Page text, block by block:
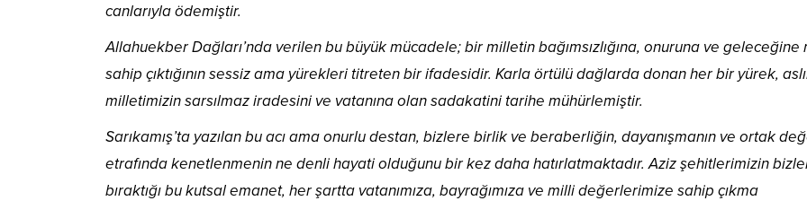
canlarıyla ödemiştir.
Allahuekber Dağları’nda verilen bu büyük mücadele; bir milletin bağımsızlığına, onuruna ve geleceğine
sahip çıktığının sessiz ama yürekleri titreten bir ifadesidir. Karla örtülü dağlarda donan her bir yürek,
milletimizin sarsılmaz iradesini ve vatanına olan sadakatini tarihe mühürlemiştir.
Sarıkamış’ta yazılan bu acı ama onurlu destan, bizlere birlik ve beraberliğin, dayanışmanın ve ortak
etrafında kenetlenmenin ne denli hayati olduğunu bir kez daha hatırlatmaktadır. Aziz şehitlerimizin
bıraktığı bu kutsal emanet, her şartta vatanımıza, bayrağımıza ve milli değerlerimize sahip çıkma